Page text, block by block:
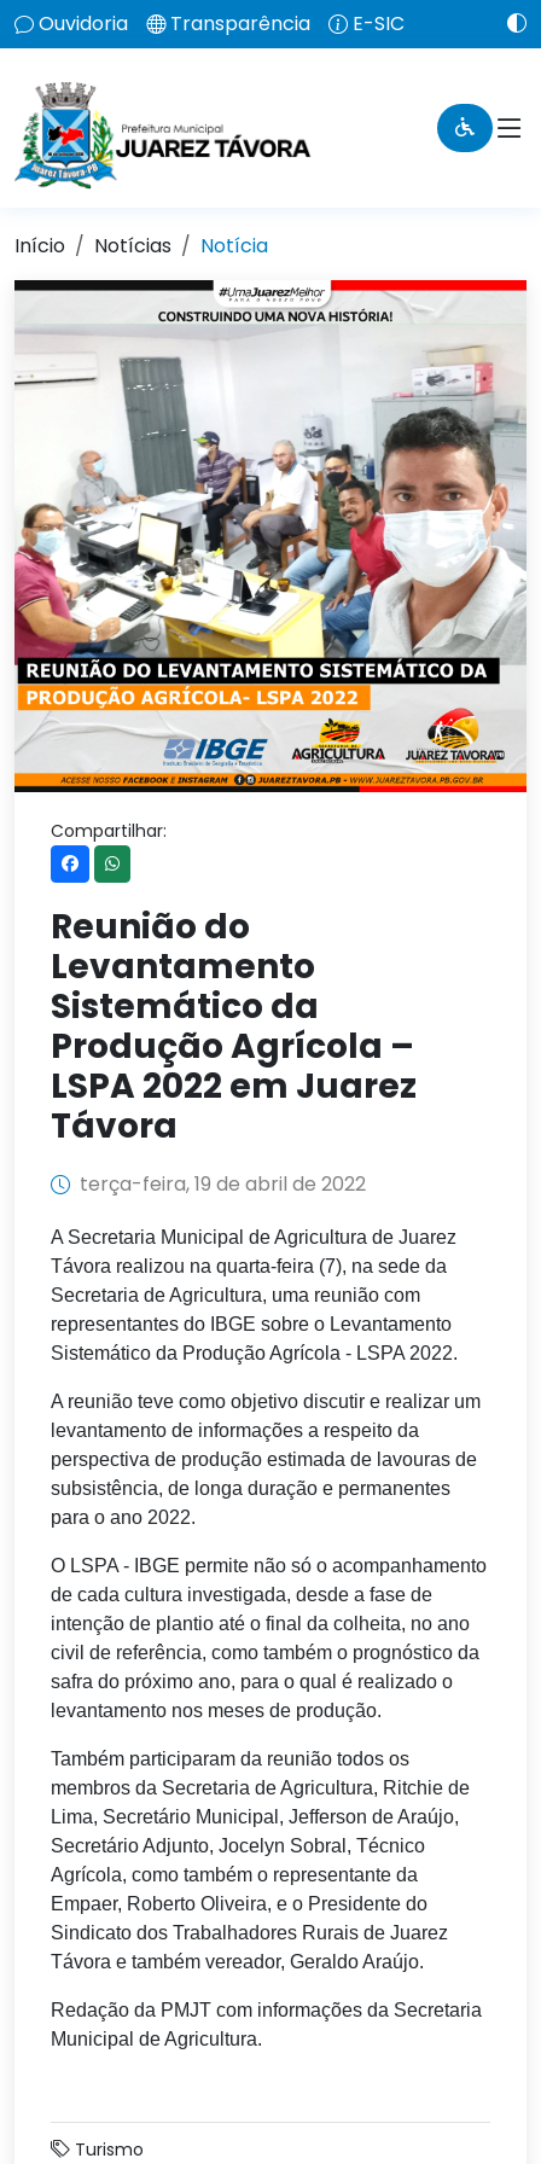
Ouvidoria Transparência E-SIC
Início Notícias Notícia
Compartilhar:
Reunião do
Levantamento
Sistemático da
Produção Agrícola –
LSPA 2022 em Juarez
Távora
terça-feira, 19 de abril de 2022
A Secretaria Municipal de Agricultura de Juarez
Távora realizou na quarta-feira (7), na sede da
Secretaria de Agricultura, uma reunião com
representantes do IBGE sobre o Levantamento
Sistemático da Produção Agrícola - LSPA 2022.
A reunião teve como objetivo discutir e realizar um
levantamento de informações a respeito da
perspectiva de produção estimada de lavouras de
subsistência, de longa duração e permanentes
para o ano 2022.
O LSPA - IBGE permite não só o acompanhamento
de cada cultura investigada, desde a fase de
intenção de plantio até o final da colheita, no ano
civil de referência, como também o prognóstico da
safra do próximo ano, para o qual é realizado o
levantamento nos meses de produção.
Também participaram da reunião todos os
membros da Secretaria de Agricultura, Ritchie de
Lima, Secretário Municipal, Jefferson de Araújo,
Secretário Adjunto, Jocelyn Sobral, Técnico
Agrícola, como também o representante da
Empaer, Roberto Oliveira, e o Presidente do
Sindicato dos Trabalhadores Rurais de Juarez
Távora e também vereador, Geraldo Araújo.
Redação da PMJT com informações da Secretaria
Municipal de Agricultura.
Turismo